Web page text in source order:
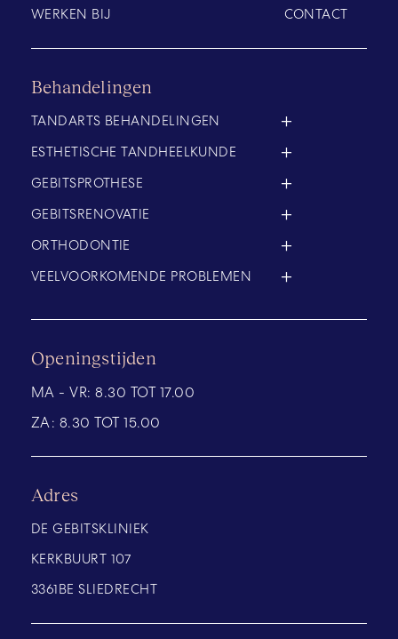
WERKEN BIJ
CONTACT
Behandelingen
TANDARTS BEHANDELINGEN
ESTHETISCHE TANDHEELKUNDE
GEBITSPROTHESE
GEBITSRENOVATIE
ORTHODONTIE
VEELVOORKOMENDE PROBLEMEN
Adres
DE GEBITSKLINIEK
KERKBUURT 107
3361BE SLIEDRECHT
Openingstijden
MA - VR:8.30 TOT 17.00
ZA: 8.30 TOT 15.00